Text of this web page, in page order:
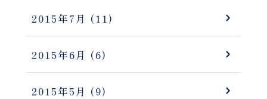
2015年7月 (11)
2015年6月 (6)
2015年5月 (9)